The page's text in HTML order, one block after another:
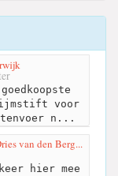
voor
n...
van den Berg...
hier mee